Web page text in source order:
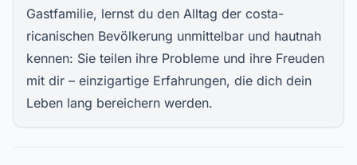
Gastfamilie, lernst du den Alltag der costa-
ricanischen Bevölkerung unmittelbar und hautnah
kennen: Sie teilen ihre Probleme und ihre Freuden
mit dir – einzigartige Erfahrungen, die dich dein
Leben lang bereichern werden.